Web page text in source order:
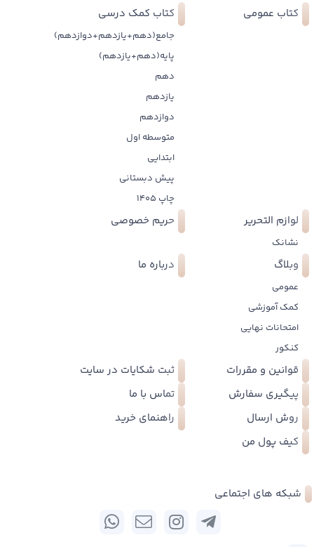
کتاب عمومی کتاب کمک درسی
جامع(دهم+یازدهم+دوازدهم)
پایه(دهم+یازدهم)
دهم
یازدهم
دوازدهم
متوسطه اول
ابتدایی
پیش دبستانی
چاپ 1405
لوازم التحریر
نشانک
حریم خصوصی
وبلاگ
عمومی
کمک آموزشی
امتحانات نهایی
کنکور
درباره ما
قوانین و مقررات
ثبت شکایات در سایت
پیگیری سفارش
تماس با ما
روش ارسال
راهنمای خرید
کیف پول من
شبکه های اجتماعی